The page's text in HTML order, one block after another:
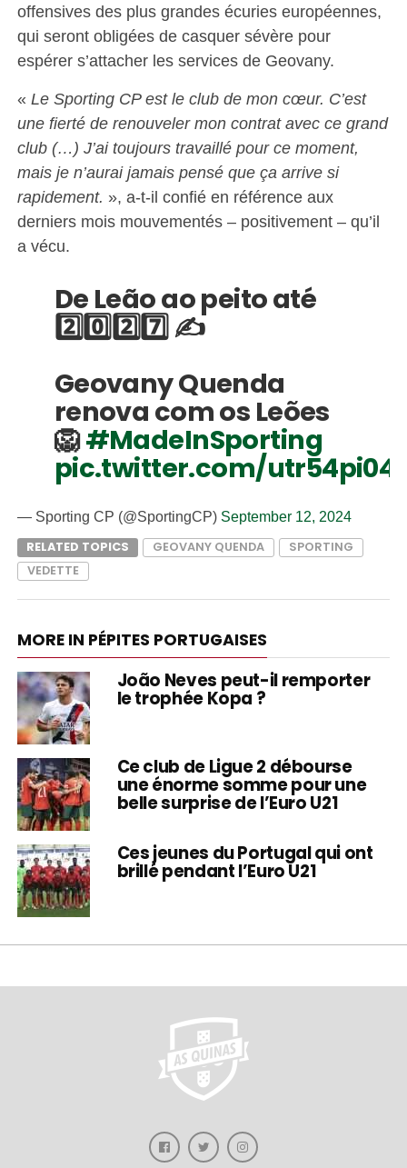
offensives des plus grandes écuries européennes,
qui seront obligées de casquer sévère pour
espérer s’attacher les services de Geovany.
« Le Sporting CP est le club de mon cœur. C’est
une fierté de renouveler mon contrat avec ce grand
club (…) J’ai toujours travaillé pour ce moment,
mais je n’aurai jamais pensé que ça arrive si
rapidement. », a-t-il confié en référence aux
derniers mois mouvementés – positivement – qu’il
a vécu.
De Leão ao peito até
2️⃣0️⃣2️⃣7️⃣ ✍️
Geovany Quenda
renova com os Leões
🦁#MadeInSporting
pic.twitter.com/
— Sporting CP (@SportingCP) September 12, 2024
RELATED TOPICS
GEOVANY QUENDA
SPORTING
VEDETTE
MORE IN PÉPITES PORTUGAISES
João Neves peut-il remporter
le trophée Kopa ?
Ce club de Ligue 2 débourse
une énorme somme pour une
belle surprise de l’Euro U21
Ces jeunes du Portugal qui ont
brillé pendant l’Euro U21